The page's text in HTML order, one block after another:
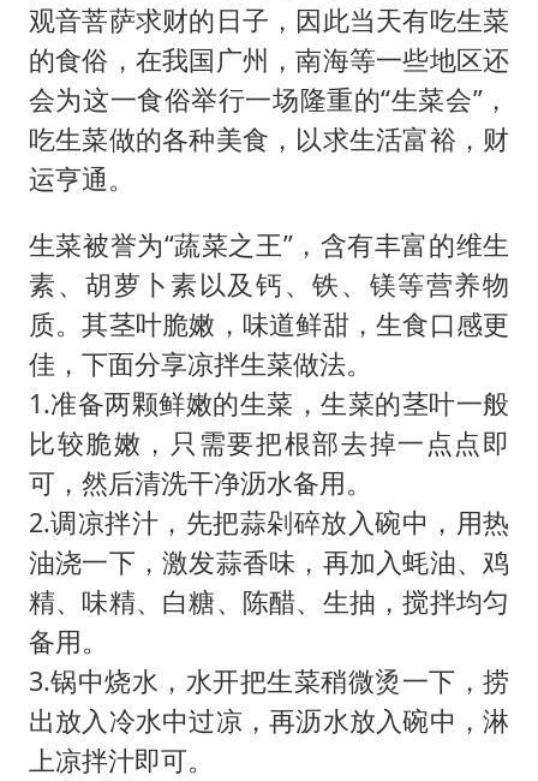
观音菩萨求财的日子，因此当天有吃生菜
的食俗，在我国广州，南海等一些地区还
会为这一食俗举行一场隆重的“生菜会”，
吃生菜做的各种美食，以求生活富裕，财
运亨通。
生菜被誉为“蔬菜之王”，含有丰富的维生
素、胡萝卜素以及钙、铁、镁等营养物
质。其茎叶脆嫩，味道鲜甜，生食口感更
佳，下面分享凉拌生菜做法。
1.准备两颗鲜嫩的生菜，生菜的茎叶一般
比较脆嫩，只需要把根部去掉一点点即
可，然后清洗干净沥水备用。
2.调凉拌汁，先把蒜剁碎放入碗中，用热
油浇一下，激发蒜香味，再加入蚝油、鸡
精、味精、白糖、陈醋、生抽，搅拌均匀
备用。
3.锅中烧水，水开把生菜稍微烫一下，捞
出放入冷水中过凉，再沥水放入碗中，淋
上凉拌汁即可。